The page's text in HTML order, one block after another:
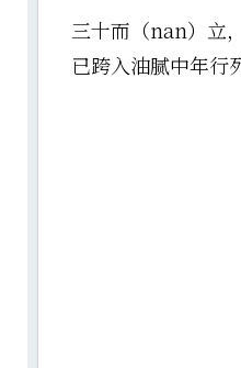
三十而（nan）立
已跨入油腻中年